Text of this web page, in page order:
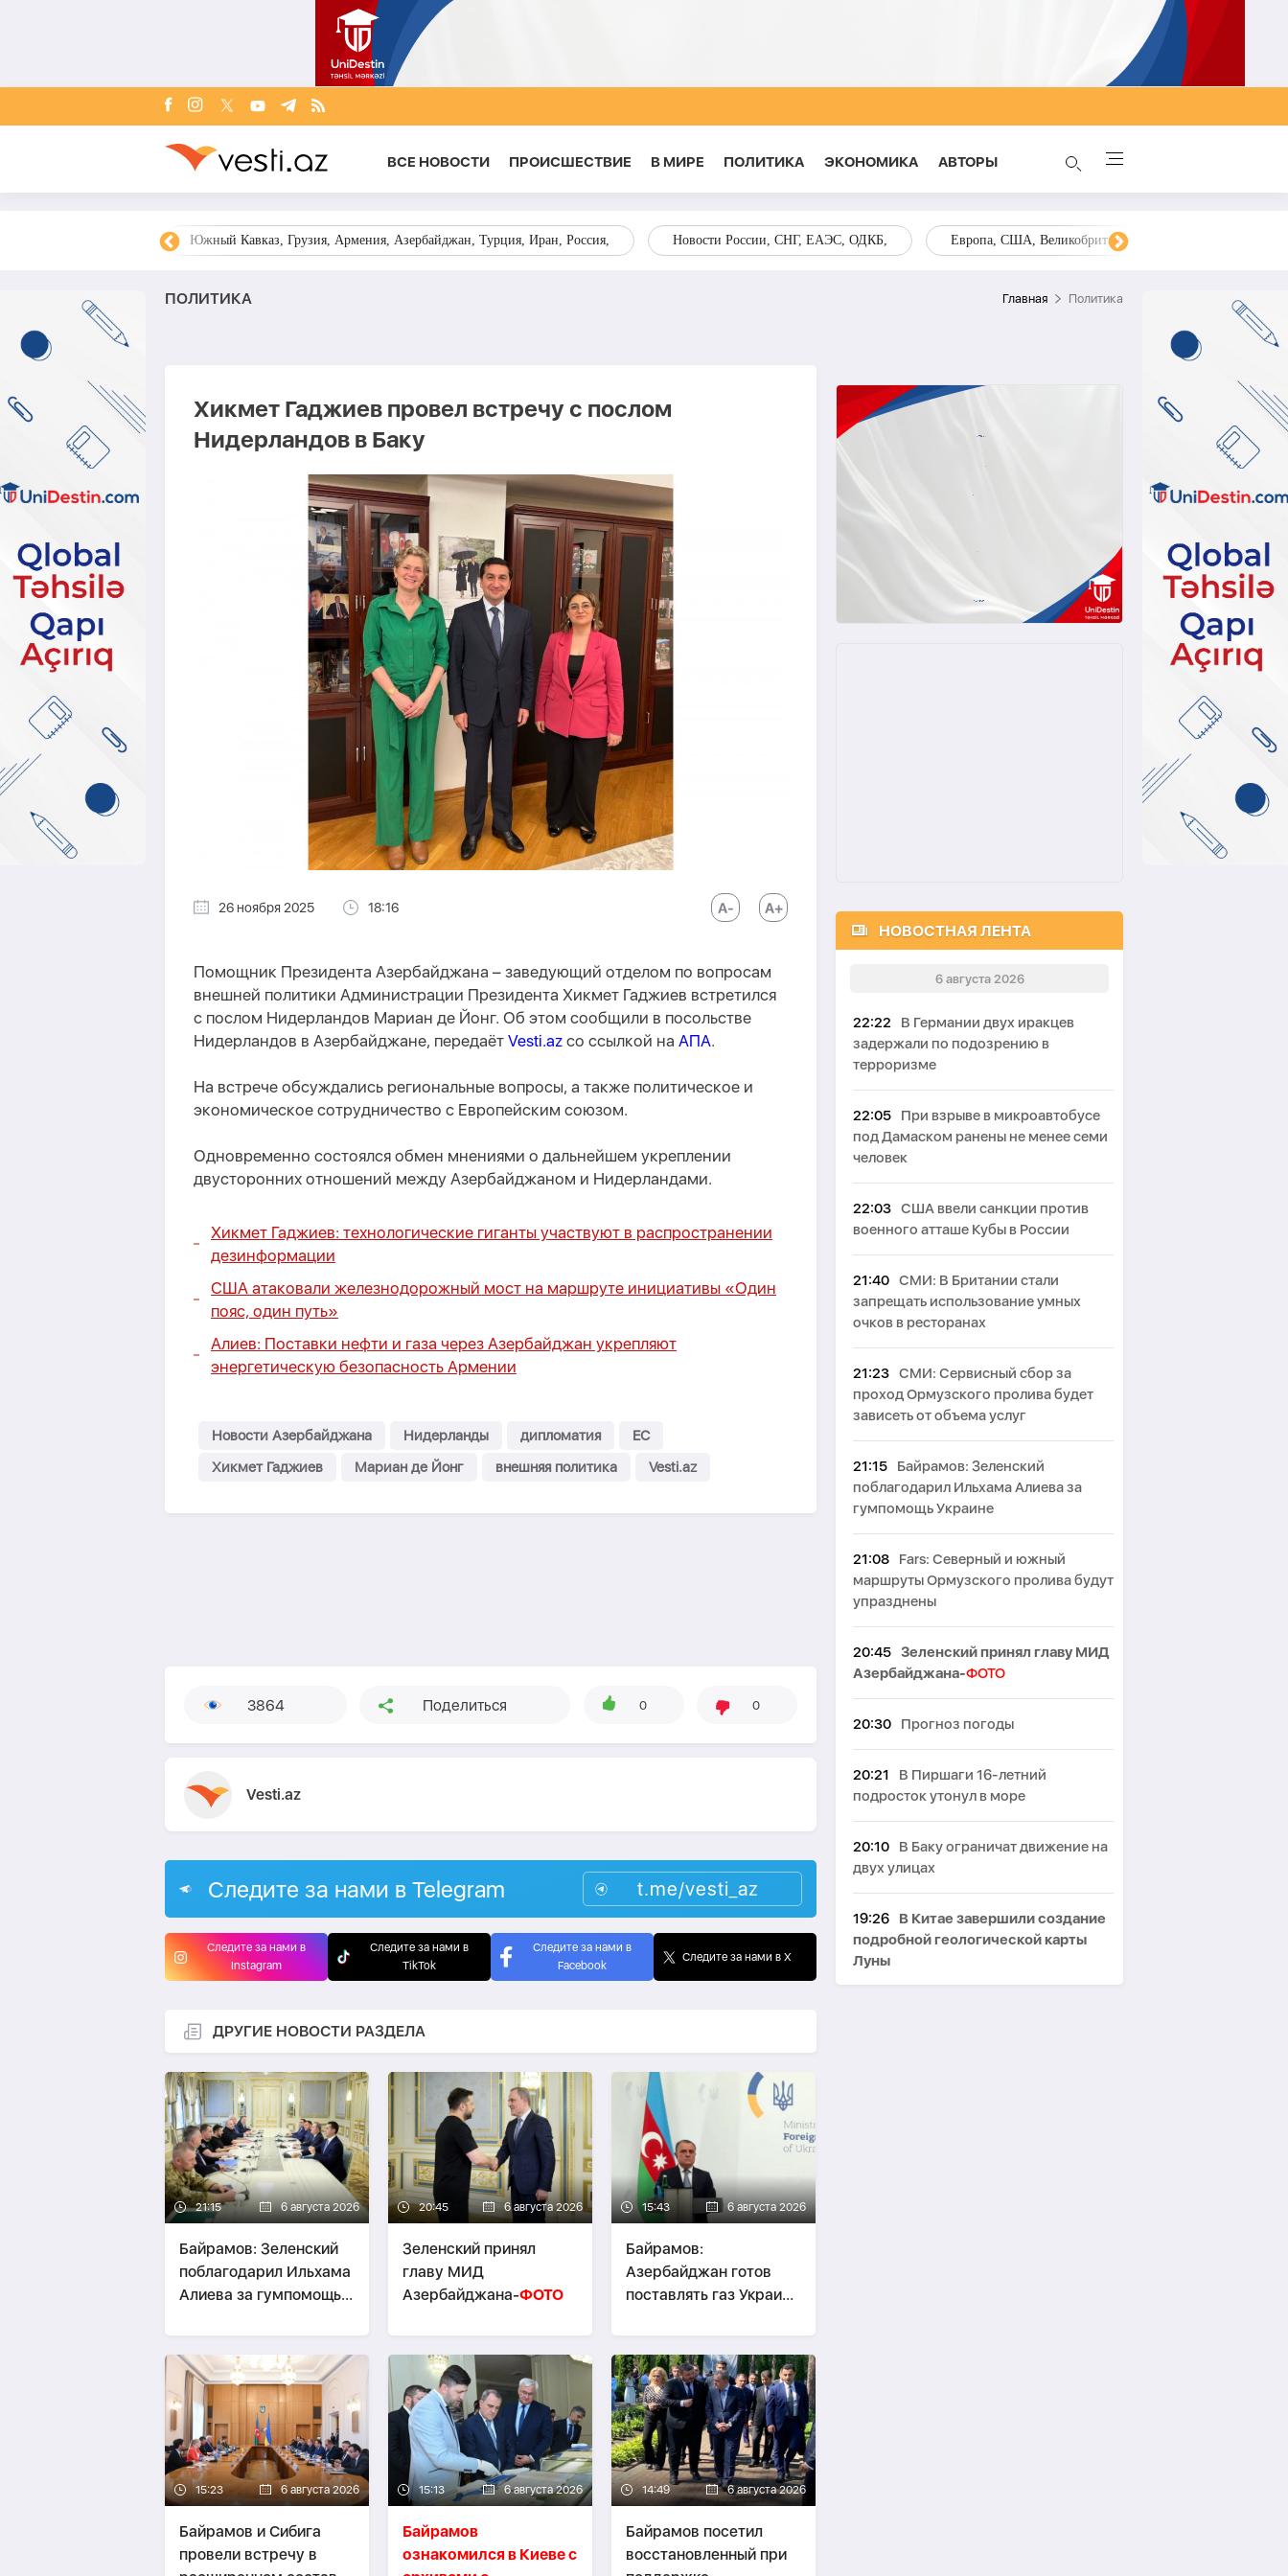
ВСЕ НОВОСТИ ПРОИСШЕСТВИЕ В МИРЕ ПОЛИТИКА ЭКОНОМИКА AВТОРЫ
Южный Кавказ, Грузия, Армения, Азербайджан, Турция, Иран, Россия, Новости России, СНГ, ЕАЭС, ОДКБ, Европа, США, Великобритания, Украина, Запад,
ПОЛИТИКА Главная Политика
Хикмет Гаджиев провел встречу с послом
Нидерландов в Баку
26 ноября 2025 18:16
Помощник Президента Азербайджана – заведующий отделом по вопросам
внешней политики Администрации Президента Хикмет Гаджиев встретился
с послом Нидерландов Мариан де Йонг. Об этом сообщили в посольстве
Нидерландов в Азербайджане, передаёт Vesti.az со ссылкой на АПА.
На встрече обсуждались региональные вопросы, а также политическое и
экономическое сотрудничество с Европейским союзом.
Одновременно состоялся обмен мнениями о дальнейшем укреплении
двусторонних отношений между Азербайджаном и Нидерландами.
Хикмет Гаджиев: технологические гиганты участвуют в распространении
дезинформации
США атаковали железнодорожный мост на маршруте инициативы «Один
пояс, один путь»
Алиев: Поставки нефти и газа через Азербайджан укрепляют
энергетическую безопасность Армении
Новости Азербайджана Нидерланды дипломатия
ЕС
Хикмет Гаджиев
Мариан де Йонг внешняя политика Vesti.az
3864 Поделиться 0 0
Vesti.az
Следите за нами в Telegram t.me/vesti_az
Следите за нами в
Instagram
Следите за нами в
TikTok
Следите за нами в
Facebook
Следите за нами в X
ДРУГИЕ НОВОСТИ РАЗДЕЛА
21:15 6 августа 2026
Байрамов: Зеленский
поблагодарил Ильхама
Алиева за гумпомощь
20:45 6 августа 2026
Зеленский принял
главу МИД
Азербайджана-ФОТО
15:43 6 августа 2026
Байрамов:
Азербайджан готов
поставлять газ Украине
15:23 6 августа 2026
Байрамов и Сибига
провели встречу в
15:13 6 августа 2026
Байрамов
ознакомился в Киеве с
14:49 6 августа 2026
Байрамов посетил
восстановленный при
НОВОСТНАЯ ЛЕНТА
6 августа 2026
22:22
В Германии двух иракцев
задержали по подозрению в
терроризме
22:05
При взрыве в микроавтобусе
под Дамаском ранены не менее семи
человек
22:03 США ввели санкции против
военного атташе Кубы в России
21:40 СМИ: В Британии стали
запрещать использование умных
очков в ресторанах
21:23 СМИ: Сервисный сбор за
проход Ормузского пролива будет
зависеть от объема услуг
21:15
Байрамов: Зеленский
поблагодарил Ильхама Алиева за
гумпомощь Украине
21:08
Fars: Северный и южный
маршруты Ормузского пролива будут
упразднены
20:45 Зеленский принял главу МИД
Азербайджана-ФОТО
20:30 Прогноз погоды
20:21
В Пиршаги 16-летний
подросток утонул в море
20:10
В Баку ограничат движение на
двух улицах
19:26
В Китае завершили создание
подробной геологической карты
Луны